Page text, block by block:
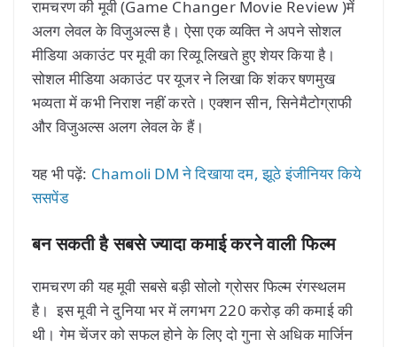
रामचरण की मूवी (Game Changer Movie Review )में
अलग लेवल के विजुअल्स है। ऐसा एक व्यक्ति ने अपने सोशल
मीडिया अकाउंट पर मूवी का रिव्यू लिखते हुए शेयर किया है।
सोशल मीडिया अकाउंट पर यूजर ने लिखा कि शंकर षणमुख
भव्यता में कभी निराश नहीं करते। एक्शन सीन, सिनेमैटोग्राफी
और विजुअल्स अलग लेवल के हैं।
यह भी पढ़ें: Chamoli DM ने दिखाया दम, झूठे इंजीनियर किये
ससपेंड
बन सकती है सबसे ज्यादा कमाई करने वाली फिल्म
रामचरण की यह मूवी सबसे बड़ी सोलो ग्रोसर फिल्म रंगस्थलम
है। इस मूवी ने दुनिया भर में लगभग 220 करोड़ की कमाई की
थी। गेम चेंजर को सफल होने के लिए दो गुना से अधिक मार्जिन